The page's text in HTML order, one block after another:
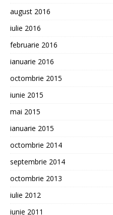
august 2016
iulie 2016
februarie 2016
ianuarie 2016
octombrie 2015
iunie 2015
mai 2015
ianuarie 2015
octombrie 2014
septembrie 2014
octombrie 2013
iulie 2012
iunie 2011